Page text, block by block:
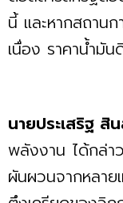
นี้ และหากสถาน
เนื่อง ราคานํ้ามั
นายประเสริฐ สิ
พลังงาน ได้กล่า
ผันผวนจากหลาย